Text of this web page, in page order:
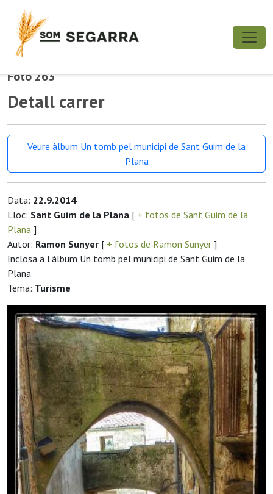
Foto 263
Detall carrer
Veure àlbum Un tomb pel municipi de Sant Guim de la
Plana
Data: 22.9.2014
Lloc: Sant Guim de la Plana [ + fotos de Sant Guim de la
Plana ]
Autor: Ramon Sunyer [ + fotos de Ramon Sunyer ]
Inclosa a l'àlbum Un tomb pel municipi de Sant Guim de la
Plana
Tema: Turisme